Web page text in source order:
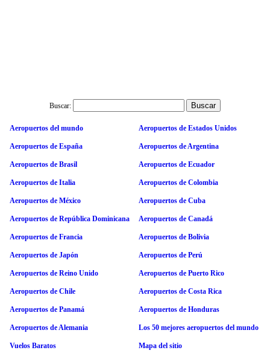
Buscar:
Aeropuertos del mundo Aeropuertos de Estados Unidos
Aeropuertos de España Aeropuertos de Argentina
Aeropuertos de Brasil Aeropuertos de Ecuador
Aeropuertos de Italia Aeropuertos de Colombia
Aeropuertos de México Aeropuertos de Cuba
Aeropuertos de República Dominicana Aeropuertos de Canadá
Aeropuertos de Francia Aeropuertos de Bolivia
Aeropuertos de Japón Aeropuertos de Perú
Aeropuertos de Reino Unido Aeropuertos de Puerto Rico
Aeropuertos de Chile Aeropuertos de Costa Rica
Aeropuertos de Panamá Aeropuertos de Honduras
Aeropuertos de Alemania Los 50 mejores aeropuertos del mundo
Vuelos Baratos Mapa del sitio